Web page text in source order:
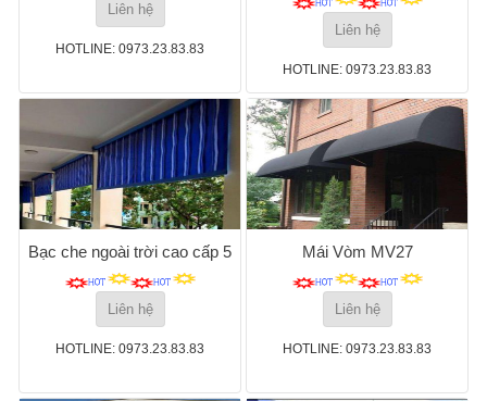
Liên hệ
HOTLINE: 0973.23.83.83
Liên hệ
HOTLINE: 0973.23.83.83
Bạc che ngoài trời cao cấp 5
Liên hệ
HOTLINE: 0973.23.83.83
Mái Vòm MV27
Liên hệ
HOTLINE: 0973.23.83.83